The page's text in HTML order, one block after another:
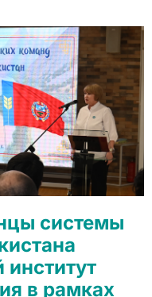
системы
институт
в рамках